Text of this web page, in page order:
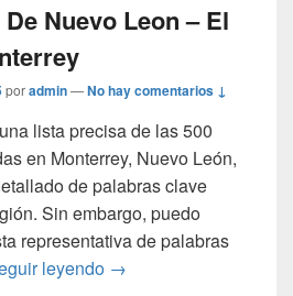
Nuevo Leon – El
poradmin—No hay comentarios ↓
lista precisa de las 500
en Monterrey, Nuevo León,
de palabras clave
Sin embargo, puedo
representativa de palabras
leyendo Los Herederos De
→